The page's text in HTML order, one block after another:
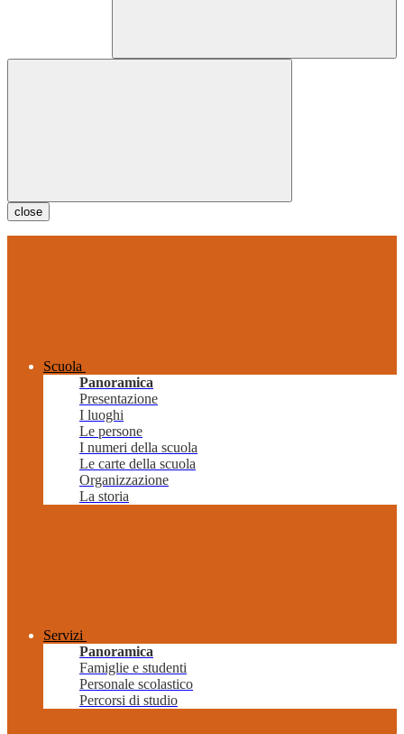
close
Scuola
Panoramica
Presentazione
I luoghi
Le persone
I numeri della scuola
Le carte della scuola
Organizzazione
La storia
Servizi
Panoramica
Famiglie e studenti
Personale scolastico
Percorsi di studio